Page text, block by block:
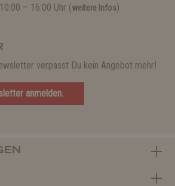
– 16:00 Uhr (weitere Infos)
verpasst Du kein Angebot mehr!
anmelden.